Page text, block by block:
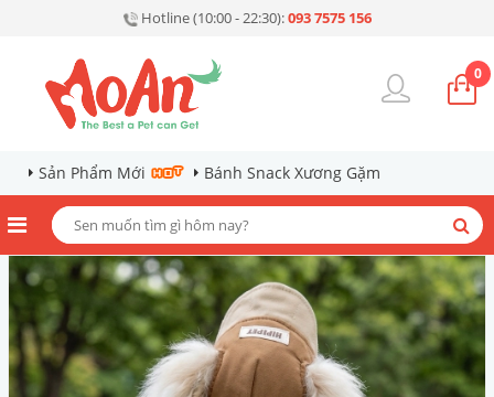
Hotline (10:00 - 22:30):093 7575 156
0
Sản Phẩm Mới Bánh Snack Xương Gặm